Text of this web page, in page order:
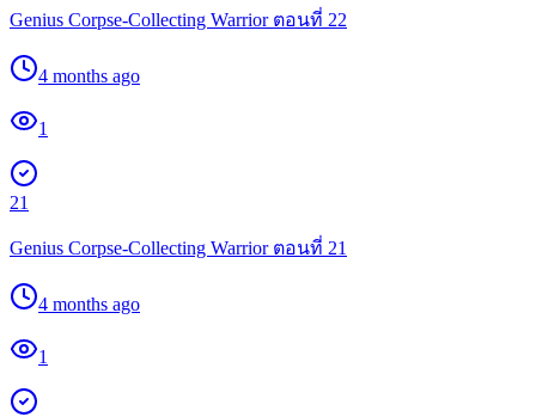
Genius Corpse-Collecting Warrior ตอนที่ 22
4 months ago
1
21
Genius Corpse-Collecting Warrior ตอนที่ 21
4 months ago
1